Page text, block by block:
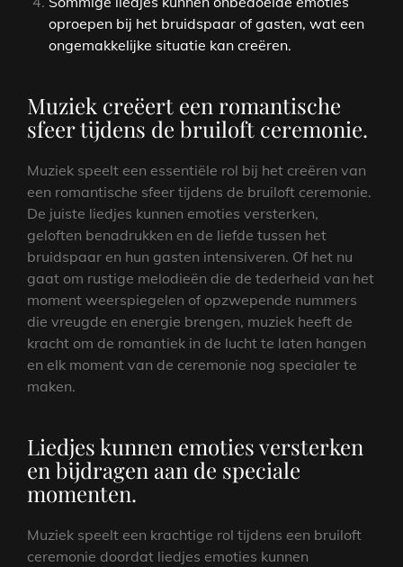
oproepen bij het bruidspaar of gasten, wat een
ongemakkelijke situatie kan creëren.
Muziek creëert een romantische
sfeer tijdens de bruiloft ceremonie.
Muziek speelt een essentiële rol bij het creëren van
een romantische sfeer tijdens de bruiloft ceremonie.
De juiste liedjes kunnen emoties versterken,
geloften benadrukken en de liefde tussen het
bruidspaar en hun gasten intensiveren. Of het nu
gaat om rustige melodieën die de tederheid van het
moment weerspiegelen of opzwepende nummers
die vreugde en energie brengen, muziek heeft de
kracht om de romantiek in de lucht te laten hangen
en elk moment van de ceremonie nog specialer te
maken.
Liedjes kunnen emoties versterken
en bijdragen aan de speciale
momenten.
Muziek speelt een krachtige rol tijdens een bruiloft
ceremonie doordat liedjes emoties kunnen